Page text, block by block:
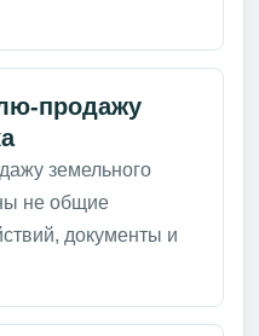
продажу
земельного
не общие
документы и